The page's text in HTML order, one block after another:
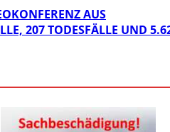
AUS
207 TODESFÄLLE UND